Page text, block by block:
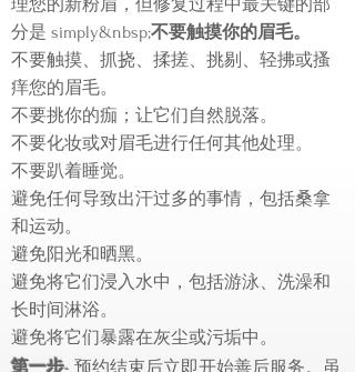
理您的新粉眉，但修复过程中最关键的部
分是 simply&nbsp;不要触摸你的眉毛。
不要触摸、抓挠、揉搓、挑剔、轻拂或搔
痒您的眉毛。
不要挑你的痂；让它们自然脱落。
不要化妆或对眉毛进行任何其他处理。
不要趴着睡觉。
避免任何导致出汗过多的事情，包括桑拿
和运动。
避免阳光和晒黑。
避免将它们浸入水中，包括游泳、洗澡和
长时间淋浴。
避免将它们暴露在灰尘或污垢中。
第一步- 预约结束后立即开始善后服务。虽